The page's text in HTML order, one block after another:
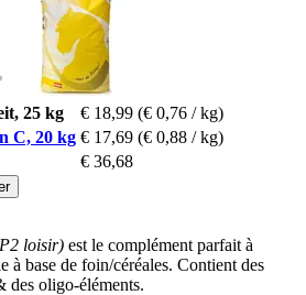
25 kg € 18,99 (€ 0,76 / kg)
C, 20 kg € 17,69 (€ 0,88 / kg)
€ 36,68
loisir) est le complément parfait à
à base de foin/céréales. Contient des
des oligo-éléments.